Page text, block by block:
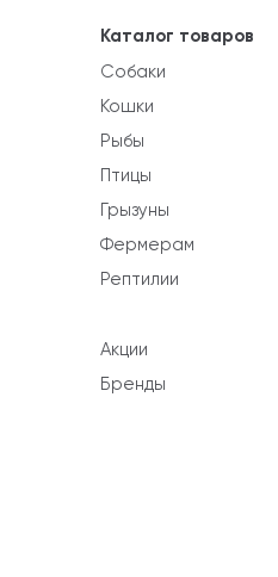
Каталог товаров
Собаки
Кошки
Рыбы
Птицы
Грызуны
Фермерам
Рептилии
Акции
Бренды